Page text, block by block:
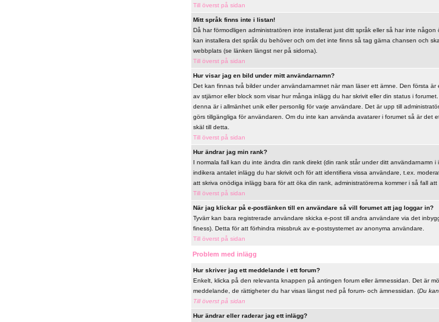
Till överst på sidan
Mitt språk finns inte i listan!
Då har förmodligen administratören inte installerat just ditt språk eller så har inte
kan installera det språk du behöver och om det inte finns så tag gärna chansen och
webbplats (se länken längst ner på sidorna).
Till överst på sidan
Hur visar jag en bild under mitt användarnamn?
Det kan finnas två bilder under användarnamnet när man läser ett ämne. Den första
av stjärnor eller block som visar hur många inlägg du har skrivit eller din status i
denna är i allmänhet unik eller personlig för varje användare. Det är upp till
görs tillgängliga för användaren. Om du inte kan använda avatarer i forumet så är det
skäl till detta.
Till överst på sidan
Hur ändrar jag min rank?
I normala fall kan du inte ändra din rank direkt (din rank står under ditt användarnamn
indikera antalet inlägg du har skrivit och för att identifiera vissa användare, t.ex.
att skriva onödiga inlägg bara för att öka din rank, administratörerna kommer i så fall
Till överst på sidan
När jag klickar på e-postlänken till en användare så vill forumet att jag loggar in?
Tyvärr kan bara registrerade användare skicka e-post till andra användare via det
finess). Detta för att förhindra missbruk av e-postsystemet av anonyma användare.
Till överst på sidan
Problem med inlägg
Hur skriver jag ett meddelande i ett forum?
Enkelt, klicka på den relevanta knappen på antingen forum eller ämnessidan. Det är
meddelande, de rättigheter du har visas längst ned på forum- och ämnessidan. (Du
Till överst på sidan
Hur ändrar eller raderar jag ett inlägg?